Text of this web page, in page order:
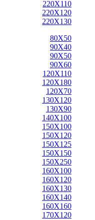
220X110
220X120
220X130
80X50
90X40
90X50
90X60
120X110
120X180
120X70
130X120
130X90
140X100
150X100
150X120
150X125
150X150
150X250
160X100
160X120
160X130
160X140
160X160
170X120